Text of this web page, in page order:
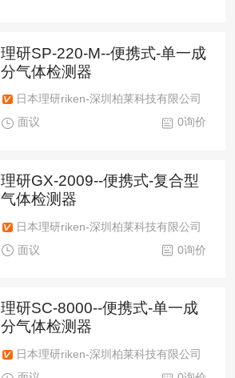
理研SP-220-M--便携式-单一成
分气体检测器
日本理研riken-深圳柏莱科技有限公司
0询价
面议
理研GX-2009--便携式-复合型
气体检测器
日本理研riken-深圳柏莱科技有限公司
0询价
面议
理研SC-8000--便携式-单一成
分气体检测器
日本理研riken-深圳柏莱科技有限公司